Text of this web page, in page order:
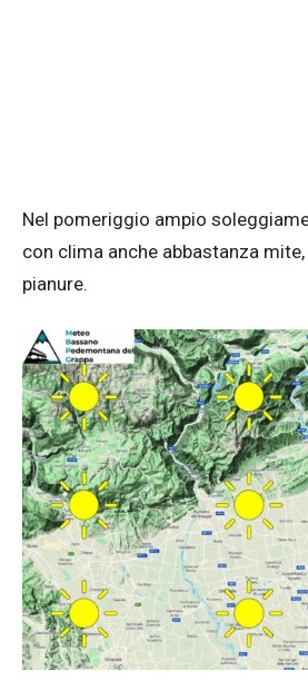
Nel pomeriggio ampio
con clima anche abbastanza mite,
pianure.